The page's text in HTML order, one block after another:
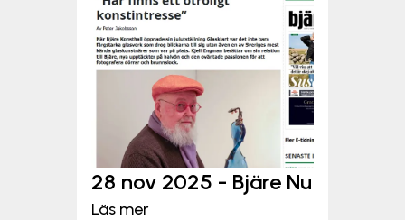
28 nov 2025 - Bjäre Nu
Läs mer